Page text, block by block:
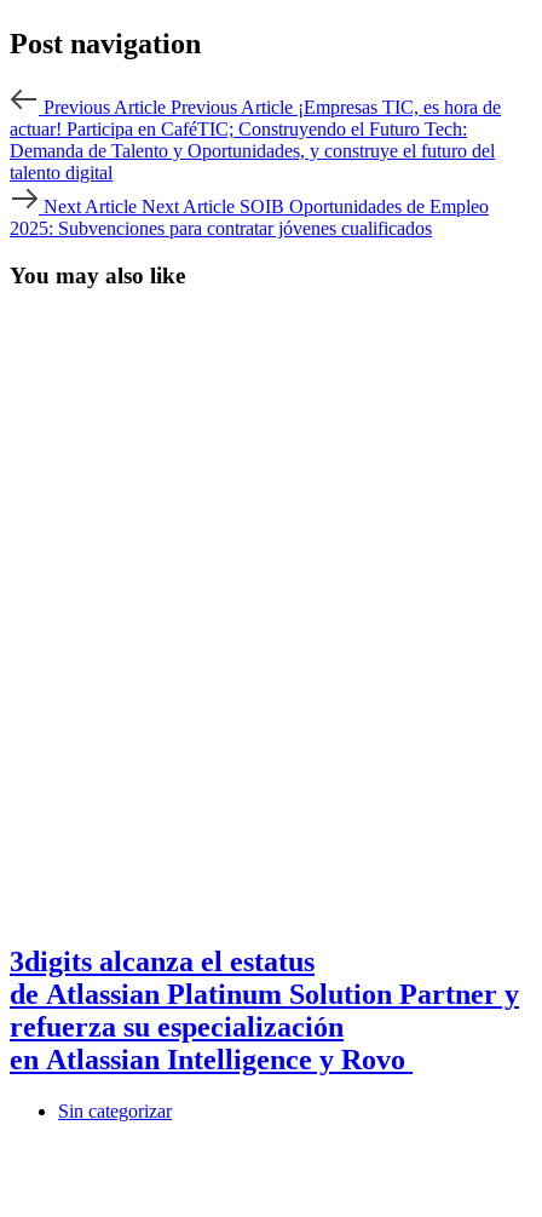
Post navigation
Previous Article Previous Article ¡Empresas TIC, es hora de
actuar! Participa en CaféTIC; Construyendo el Futuro Tech:
Demanda de Talento y Oportunidades, y construye el futuro del
talento digital
Next Article Next Article SOIB Oportunidades de Empleo
2025: Subvenciones para contratar jóvenes cualificados
You may also like
3digits alcanza el estatus
de Atlassian Platinum Solution Partner y
refuerza su especialización
en Atlassian Intelligence y Rovo
Sin categorizar